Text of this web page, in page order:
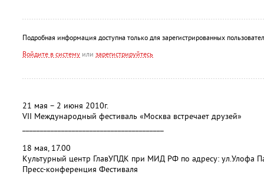
Подробная информация доступна только для зарегистрированных
Войдите в систему или зарегистрируйтесь
21 мая – 2 июня 2010г.
VII Международный фестиваль «Москва встречает друзей»
18 мая, 17.00
Культурный центр ГлавУПДК при МИД РФ по адресу: ул.Улофа
Пресс-конференция Фестиваля